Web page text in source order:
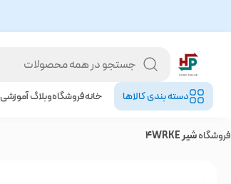
دسته بندی کالا‌ها خانهفروشگاهوبلاگ آموزشی
فروشگاهشیر 4WRKE